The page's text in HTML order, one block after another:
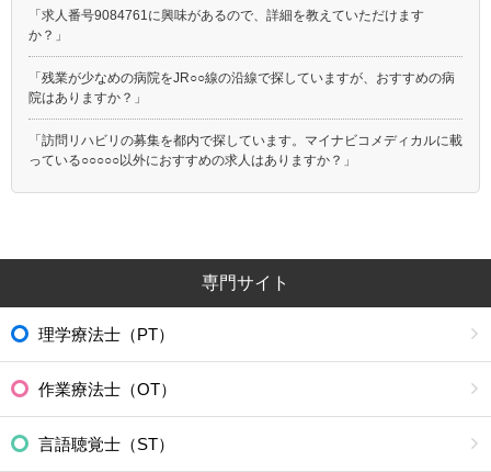
「求人番号9084761に興味があるので、詳細を教えていただけます
か？」
「残業が少なめの病院をJR○○線の沿線で探していますが、おすすめの病
院はありますか？」
「訪問リハビリの募集を都内で探しています。マイナビコメディカルに載
っている○○○○○以外におすすめの求人はありますか？」
専門サイト
理学療法士（PT）
作業療法士（OT）
言語聴覚士（ST）